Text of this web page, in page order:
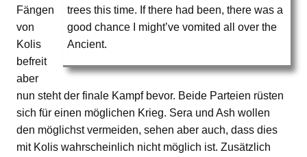
trees this time. If there had been, there was a
good chance I might’ve vomited all over the
Ancient.
Fängen
von
Kolis
befreit
aber
nun steht der finale Kampf bevor. Beide Parteien rüsten
sich für einen möglichen Krieg. Sera und Ash wollen
den möglichst vermeiden, sehen aber auch, dass dies
mit Kolis wahrscheinlich nicht möglich ist. Zusätzlich